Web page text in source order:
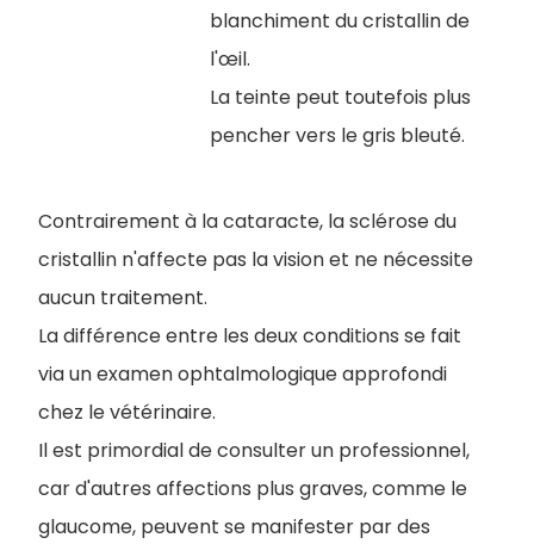
blanchiment du cristallin de
l'œil.
La teinte peut toutefois plus
pencher vers le gris bleuté.
Contrairement à la cataracte, la sclérose du
cristallin n'affecte pas la vision et ne nécessite
aucun traitement.
La différence entre les deux conditions se fait
via un examen ophtalmologique approfondi
chez le vétérinaire.
Il est primordial de consulter un professionnel,
car d'autres affections plus graves, comme le
glaucome, peuvent se manifester par des